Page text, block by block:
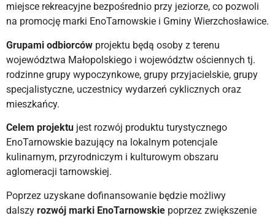
miejsce rekreacyjne bezpośrednio przy jeziorze, co pozwoli
na promocję marki EnoTarnowskie i Gminy Wierzchosławice.
Grupami odbiorców projektu będą osoby z terenu
województwa Małopolskiego i województw ościennych tj.
rodzinne grupy wypoczynkowe, grupy przyjacielskie, grupy
specjalistyczne, uczestnicy wydarzeń cyklicznych oraz
mieszkańcy.
Celem projektu jest rozwój produktu turystycznego
EnoTarnowskie bazujący na lokalnym potencjale
kulinarnym, przyrodniczym i kulturowym obszaru
aglomeracji tarnowskiej.
Poprzez uzyskane dofinansowanie będzie możliwy
dalszy rozwój marki EnoTarnowskie poprzez zwiększenie